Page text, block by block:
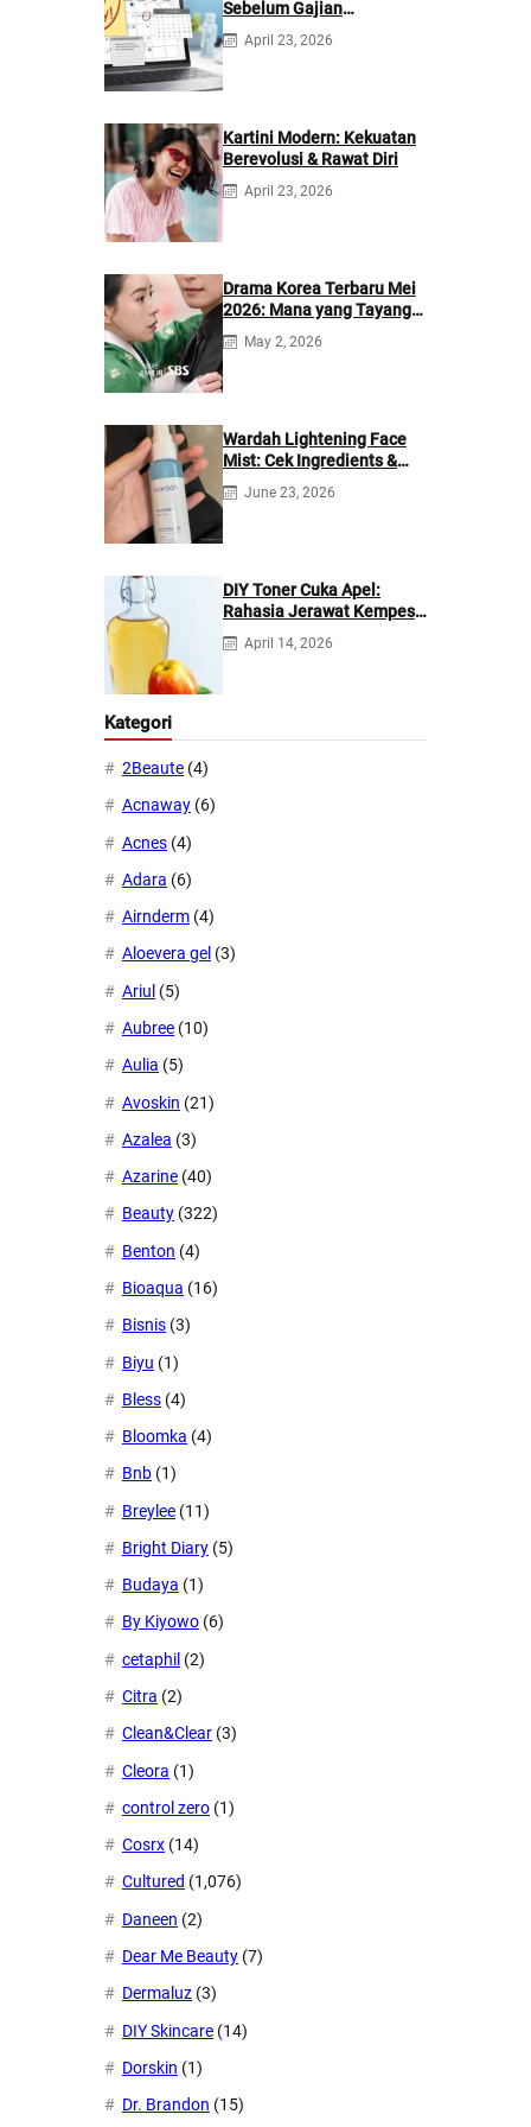
Sebelum Gajian
Berikutnya
April 23, 2026
Kartini Modern: Kekuatan
Berevolusi & Rawat Diri
April 23, 2026
Drama Korea Terbaru Mei
2026: Mana yang Tayang
di Netflix?
May 2, 2026
Wardah Lightening Face
Mist: Cek Ingredients &
Manfaatnya
June 23, 2026
DIY Toner Cuka Apel:
Rahasia Jerawat Kempes
dalam 2 Hari!
April 14, 2026
Kategori
2Beaute (4)
Acnaway (6)
Acnes (4)
Adara (6)
Airnderm (4)
Aloevera gel (3)
Ariul (5)
Aubree (10)
Aulia (5)
Avoskin (21)
Azalea (3)
Azarine (40)
Beauty (322)
Benton (4)
Bioaqua (16)
Bisnis (3)
Biyu (1)
Bless (4)
Bloomka (4)
Bnb (1)
Breylee (11)
Bright Diary (5)
Budaya (1)
By Kiyowo (6)
cetaphil (2)
Citra (2)
Clean&Clear (3)
Cleora (1)
control zero (1)
Cosrx (14)
Cultured (1,076)
Daneen (2)
Dear Me Beauty (7)
Dermaluz (3)
DIY Skincare (14)
Dorskin (1)
Dr. Brandon (15)